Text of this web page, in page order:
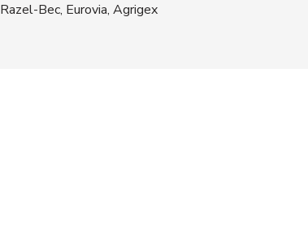
Razel-Bec, Eurovia, Agrigex